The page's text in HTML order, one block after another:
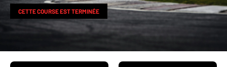
CETTE COURSE EST TERMINÉE